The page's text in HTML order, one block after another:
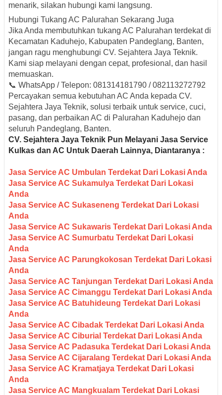
menarik, silakan hubungi kami langsung.
Hubungi Tukang AC Palurahan Sekarang Juga
Jika Anda membutuhkan tukang AC Palurahan terdekat di
Kecamatan Kaduhejo, Kabupaten Pandeglang, Banten,
jangan ragu menghubungi CV. Sejahtera Jaya Teknik.
Kami siap melayani dengan cepat, profesional, dan hasil
memuaskan.
📞 WhatsApp / Telepon: 081314181790 / 082113272792
Percayakan semua kebutuhan AC Anda kepada CV.
Sejahtera Jaya Teknik, solusi terbaik untuk service, cuci,
pasang, dan perbaikan AC di Palurahan Kaduhejo dan
seluruh Pandeglang, Banten.
CV. Sejahtera Jaya Teknik Pun Melayani Jasa Service
Kulkas dan AC Untuk Daerah Lainnya, Diantaranya :
Jasa Service AC Umbulan Terdekat Dari Lokasi Anda
Jasa Service AC Sukamulya Terdekat Dari Lokasi
Anda
Jasa Service AC Sukaseneng Terdekat Dari Lokasi
Anda
Jasa Service AC Sukawaris Terdekat Dari Lokasi Anda
Jasa Service AC Sumurbatu Terdekat Dari Lokasi
Anda
Jasa Service AC Parungkokosan Terdekat Dari Lokasi
Anda
Jasa Service AC Tanjungan Terdekat Dari Lokasi Anda
Jasa Service AC Cimanggu Terdekat Dari Lokasi Anda
Jasa Service AC Batuhideung Terdekat Dari Lokasi
Anda
Jasa Service AC Cibadak Terdekat Dari Lokasi Anda
Jasa Service AC Ciburial Terdekat Dari Lokasi Anda
Jasa Service AC Padasuka Terdekat Dari Lokasi Anda
Jasa Service AC Cijaralang Terdekat Dari Lokasi Anda
Jasa Service AC Kramatjaya Terdekat Dari Lokasi
Anda
Jasa Service AC Mangkualam Terdekat Dari Lokasi